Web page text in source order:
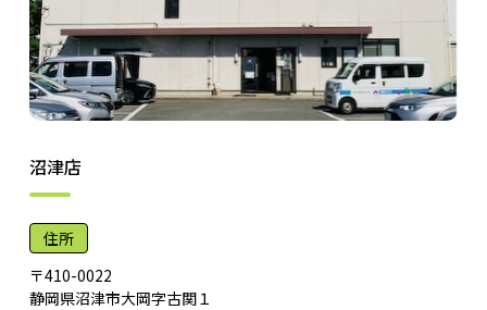
沼津店
住所
〒410-0022
静岡県沼津市大岡字古関１